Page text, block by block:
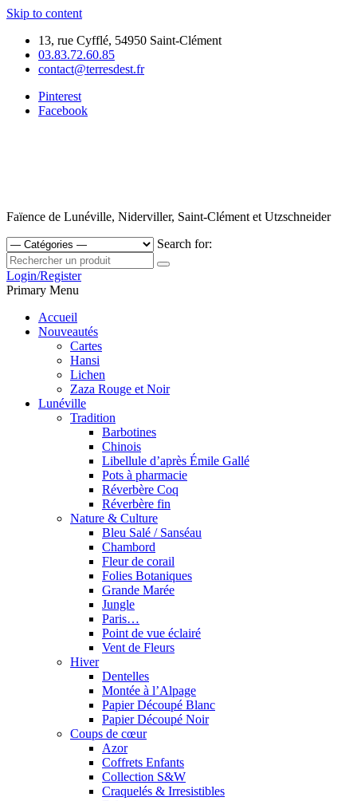
Skip to content
13, rue Cyfflé, 54950 Saint-Clément
03.83.72.60.85
contact@terresdest.fr
Pinterest
Facebook
Faïence de Lunéville, Niderviller, Saint-Clément et Utzschneider
Search for:
Login/Register
Primary Menu
Accueil
Nouveautés
Cartes
Hansi
Lichen
Zaza Rouge et Noir
Lunéville
Tradition
Barbotines
Chinois
Libellule d’après Émile Gallé
Pots à pharmacie
Réverbère Coq
Réverbère fin
Nature & Culture
Bleu Salé / Sanséau
Chambord
Fleur de corail
Folies Botaniques
Grande Marée
Jungle
Paris…
Point de vue éclairé
Vent de Fleurs
Hiver
Dentelles
Montée à l’Alpage
Papier Découpé Blanc
Papier Découpé Noir
Coups de cœur
Azor
Coffrets Enfants
Collection S&W
Craquelés & Irresistibles